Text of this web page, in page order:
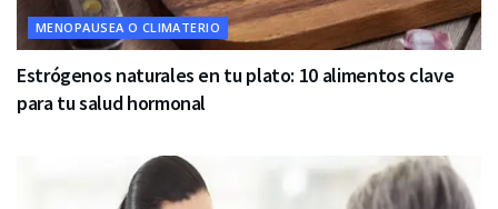
MENOPAUSEA O CLIMATERIO
Estrógenos naturales en tu plato: 10 alimentos clave
para tu salud hormonal